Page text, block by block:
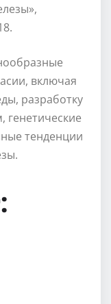
включая
разработку
генетические
тенденции